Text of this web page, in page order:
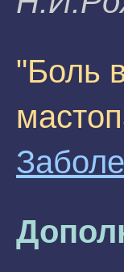
"Боль